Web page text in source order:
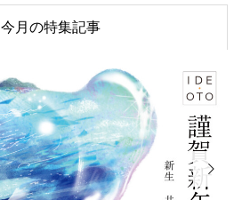
今月の特集記事
